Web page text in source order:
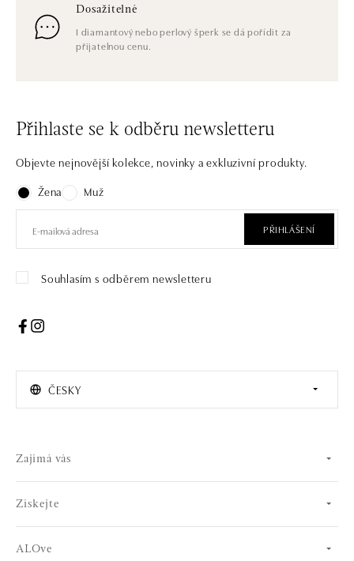
Dosažitelné
I diamantový nebo perlový šperk se dá pořídit za
přijatelnou cenu.
Přihlaste se k odběru newsletteru
Objevte nejnovější kolekce, novinky a exkluzivní produkty.
Žena
Muž
PŘIHLÁŠENÍ
Souhlasím s odběrem newsletteru
ČESKY
Zajímá vás
Získejte
ALOve